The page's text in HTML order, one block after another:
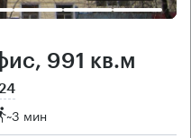
991 кв.м
~3 мин